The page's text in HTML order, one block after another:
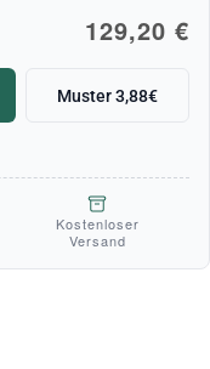
129,20 €
Muster 3,88€
Kostenloser
Versand